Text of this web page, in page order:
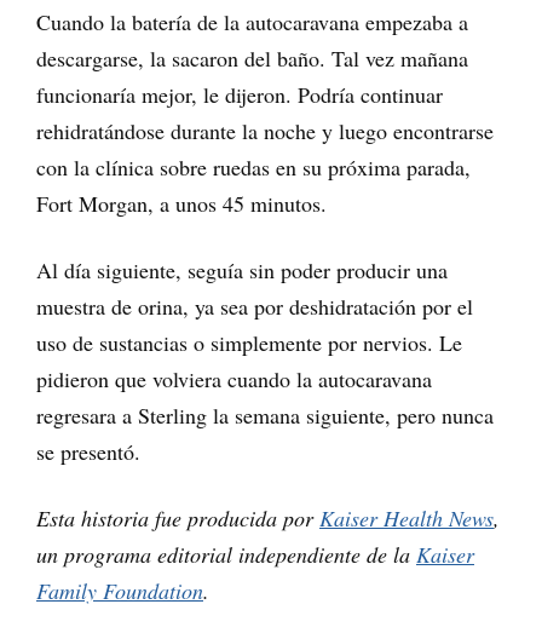
Cuando la batería de la autocaravana empezaba a
descargarse, la sacaron del baño. Tal vez mañana
funcionaría mejor, le dijeron. Podría continuar
rehidratándose durante la noche y luego encontrarse
con la clínica sobre ruedas en su próxima parada,
Fort Morgan, a unos 45 minutos.
Al día siguiente, seguía sin poder producir una
muestra de orina, ya sea por deshidratación por el
uso de sustancias o simplemente por nervios. Le
pidieron que volviera cuando la autocaravana
regresara a Sterling la semana siguiente, pero nunca
se presentó.
Esta historia fue producida porKaiser Health News,
un programa editorial independiente de la Kaiser
Family Foundation.